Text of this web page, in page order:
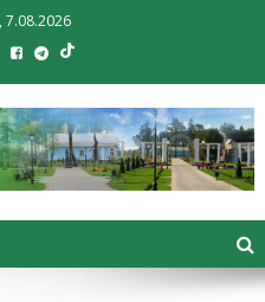
7.08.2026
навiны.
Районная